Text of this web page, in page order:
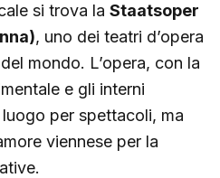
si trova la Staatsoper
, uno dei teatri d’opera
mondo. L’opera, con la
e gli interni
per spettacoli, ma
viennese per la